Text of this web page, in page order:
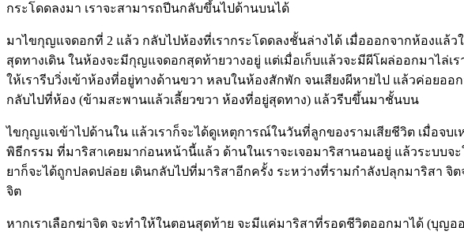
กระโดดลงมา เราจะสามารถปีนกลับขึ้นไปด้านบนได้
มาไขกุญแจดอกที่ 2 แล้ว กลับไปห้องที่เรากระโดดลงชั้นล่างได้ เมื่อออกจากห้องแล้ว
สุดทางเดิน ในห้องจะมีกุญแจดอกสุดท้ายวางอยู่ แต่เมื่อเก็บแล้วจะมีผีโผล่ออกมาไล่เ
ให้เรารีบวิ่งเข้าห้องที่อยู่ทางด้านขวา หลบในห้องสักพัก จนเสียงผีหายไป แล้วค่อยอ
กลับไปที่ห้อง (ข้ามสะพานแล้วเลี้ยวขวา ห้องที่อยู่สุดทาง) แล้วรีบขึ้นมาชั้นบน
ไขกุญแจเข้าไปด้านใน แล้วเราก็จะได้ดูเหตุการณ์ในวันที่ลูกของรามเสียชีวิต เมื่อจ
พิธีกรรม ที่มาริสาเคยมาก่อนหน้านี้แล้ว ด้านในเราจะเจอมาริสานอนอยู่ แล้วระบบ
ยาก็จะได้ถูกปลดปล่อย เดินกลับไปที่มาริสาอีกครั้ง ระหว่างที่รามกำลังปลุกมาริสา จิ
จิต
หากเราเลือกฆ่าจิต จะทำให้ในตอนสุดท้าย จะมีแค่มาริสาที่รอดชีวิตออกมาได้ (บุญ